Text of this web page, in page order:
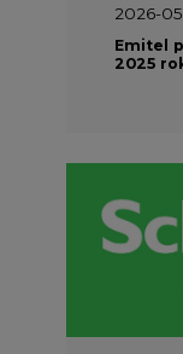
2026-
Emitel
2025